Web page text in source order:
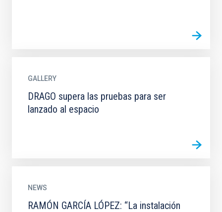
GALLERY
DRAGO supera las pruebas para ser
lanzado al espacio
NEWS
RAMÓN GARCÍA LÓPEZ: “La instalación